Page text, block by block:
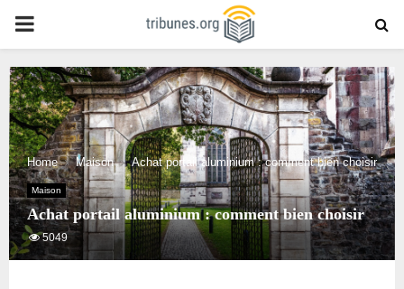
PRIMARY
MENU
Home Maison Achat portail aluminium : comment bien choisir
Maison
Achat portail aluminium : comment bien choisir
5049